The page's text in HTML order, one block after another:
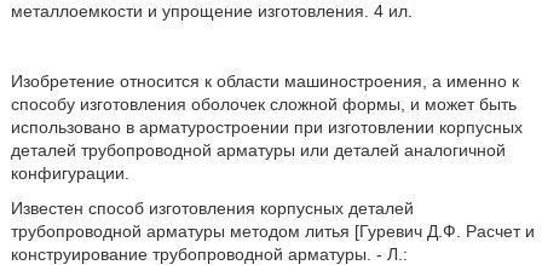
металлоемкости и упрощение изготовления. 4 ил.
Изобретение относится к области машиностроения, а именно к
способу изготовления оболочек сложной формы, и может быть
использовано в арматуростроении при изготовлении корпусных
деталей трубопроводной арматуры или деталей аналогичной
конфигурации.
Известен способ изготовления корпусных деталей
трубопроводной арматуры методом литья [Гуревич Д.Ф. Расчет и
конструирование трубопроводной арматуры. - Л.: